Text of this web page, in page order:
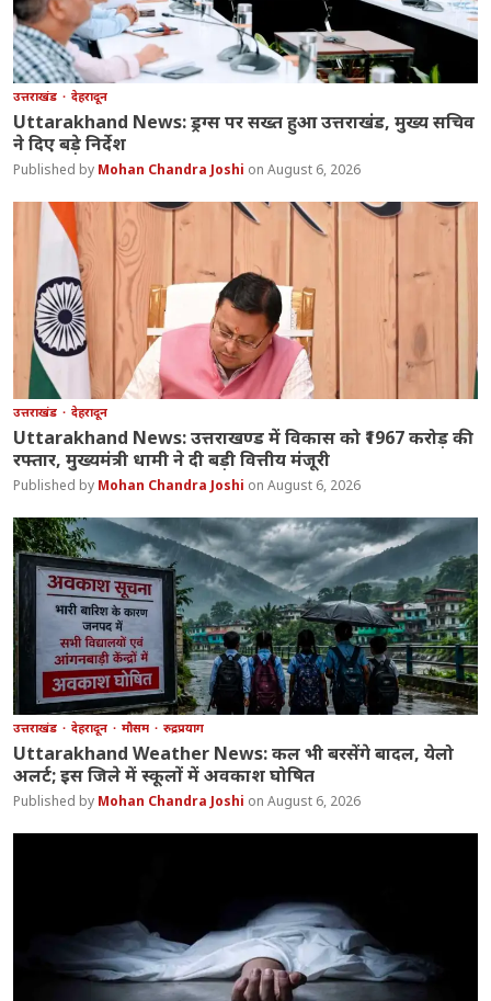
उत्तराखंड देहरादून
Uttarakhand News: ड्रग्स पर सख्त हुआ उत्तराखंड, मुख्य सचिव
ने दिए बड़े निर्देश
Mohan Chandra Joshi August 6, 2026
उत्तराखंड देहरादून
Uttarakhand News: उत्तराखण्ड में विकास को ₹1967 करोड़ की
रफ्तार, मुख्यमंत्री धामी ने दी बड़ी वित्तीय मंजूरी
Mohan Chandra Joshi August 6, 2026
उत्तराखंड देहरादून मौसम रुद्रप्रयाग
Uttarakhand Weather News: कल भी बरसेंगे बादल, येलो
अलर्ट; इस जिले में स्कूलों में अवकाश घोषित
Mohan Chandra Joshi August 6, 2026